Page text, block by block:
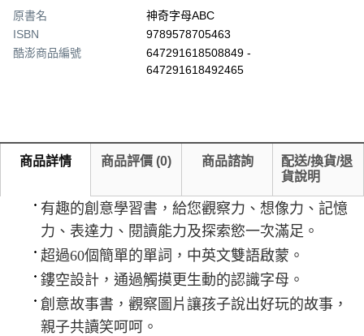
原書名
神奇字母ABC
ISBN
9789578705463
酷澎商品編號
647291618508849 -
647291618492465
商品詳情 商品評價 (0) 商品諮詢
配送/換貨/退
貨說明
有趣的創意學習書，給您觀察力、想像力、記憶
力、表達力、閱讀能力及探索慾一次滿足。
超過60個簡單的單詞，中英文雙語啟蒙。
鏤空設計，通過觸摸更生動的認識字母。
創意故事書，觀察圖片讓孩子說出好玩的故事，
親子共讀笑呵呵。